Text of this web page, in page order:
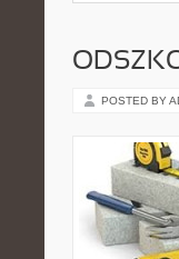
POSTED BY